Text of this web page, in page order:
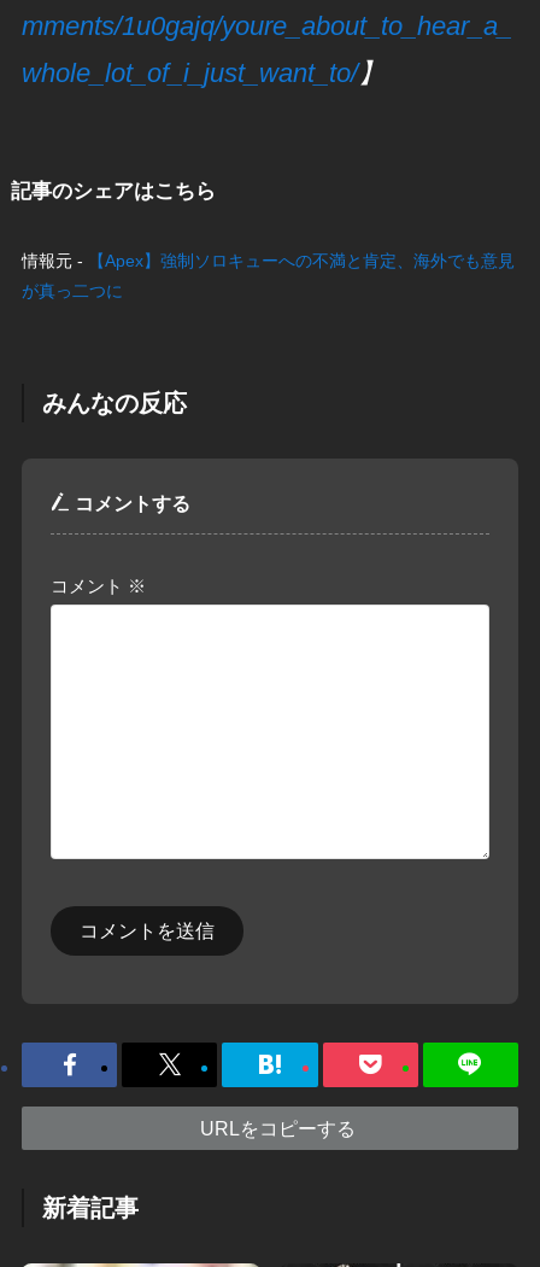
mments/1u0gajq/youre_about_to_hear_a_
whole_lot_of_i_just_want_to/】
記事のシェアはこちら
情報元 -
【Apex】強制ソロキューへの不満と肯定、海外でも意見
が真っ二つに
みんなの反応
コメントする
コメント ※
URLをコピーする
新着記事